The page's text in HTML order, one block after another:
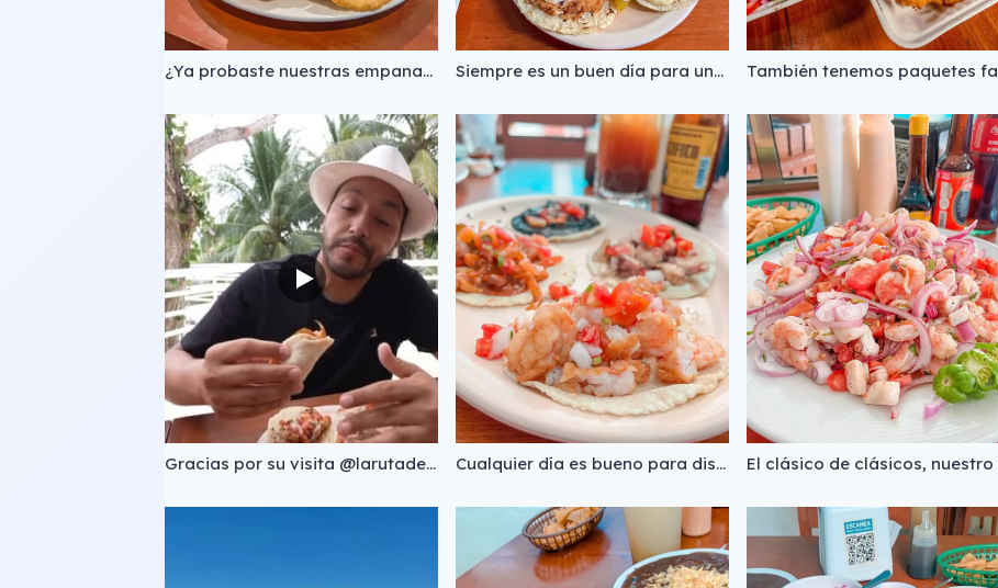
¿Ya probaste nuestras empanadas? Pídelas de camarón, cazón, queso de bola, queso tip top, queso manchego, o de lo que más te guste 😋 Siempre es un buen día para unos taquitos 🤤
Gracias por su visita @larutadelagarnacha 🙏 Cualquier día es bueno para disfrutar de unos deliciosos taquitos de camarón 🤤